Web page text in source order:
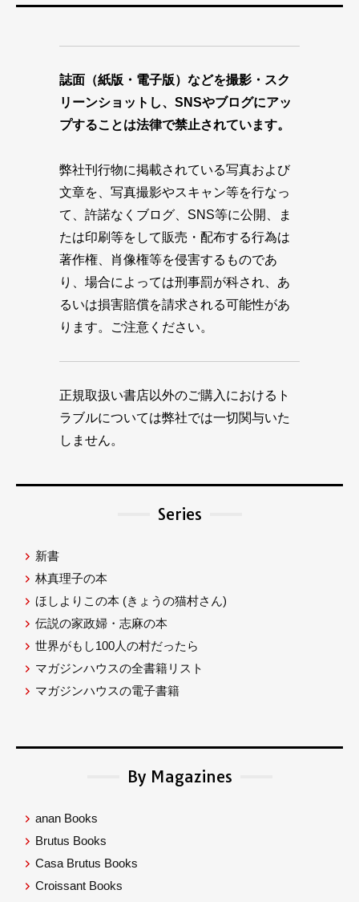
誌面（紙版・電子版）などを撮影・スク
リーンショットし、SNSやブログにアッ
プすることは法律で禁止されています。
弊社刊行物に掲載されている写真および
文章を、写真撮影やスキャン等を行なっ
て、許諾なくブログ、SNS等に公開、ま
たは印刷等をして販売・配布する行為は
著作権、肖像権等を侵害するものであ
り、場合によっては刑事罰が科され、あ
るいは損害賠償を請求される可能性があ
ります。ご注意ください。
正規取扱い書店以外のご購入におけるト
ラブルについては弊社では一切関与いた
しません。
Series
新書
林真理子の本
ほしよりこの本 (きょうの猫村さん)
伝説の家政婦・志麻の本
世界がもし100人の村だったら
マガジンハウスの全書籍リスト
マガジンハウスの電子書籍
By Magazines
anan Books
Brutus Books
Casa Brutus Books
Croissant Books